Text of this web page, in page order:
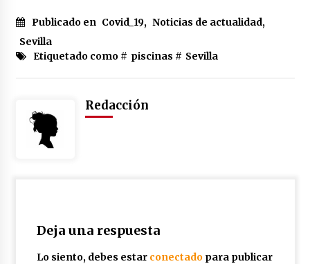
Publicado en Covid_19, Noticias de actualidad,
Sevilla
Etiquetado como # piscinas # Sevilla
Redacción
Deja una respuesta
Lo siento, debes estar conectadopara publicar